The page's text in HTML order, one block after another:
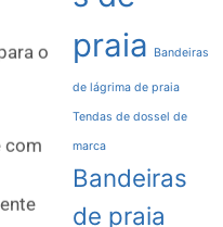
o
com
praia
Bandeiras
de lágrima de praia
Tendas de dossel de
marca
Bandeiras
de praia